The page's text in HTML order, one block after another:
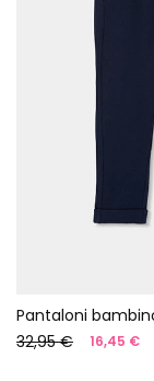
Pantaloni
32,95 €
16,45 €